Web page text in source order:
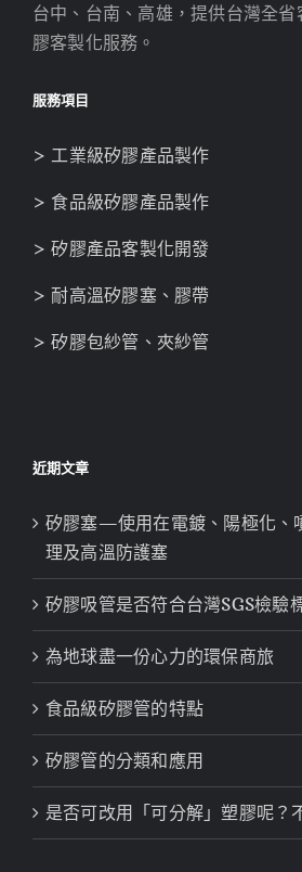
台中、台南、高雄，提供台灣全
膠客製化服務。
服務項目
> 工業級矽膠產品製作
> 食品級矽膠產品製作
> 矽膠產品客製化開發
> 耐高溫矽膠塞、膠帶
> 矽膠包紗管、夾紗管
近期文章
矽膠塞—使用在電鍍、陽極化、
理及高溫防護塞
矽膠吸管是否符合台灣SGS檢驗
為地球盡一份心力的環保商旅
食品級矽膠管的特點
矽膠管的分類和應用
是否可改用「可分解」塑膠呢？